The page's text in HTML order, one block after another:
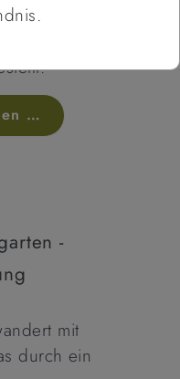
…
-